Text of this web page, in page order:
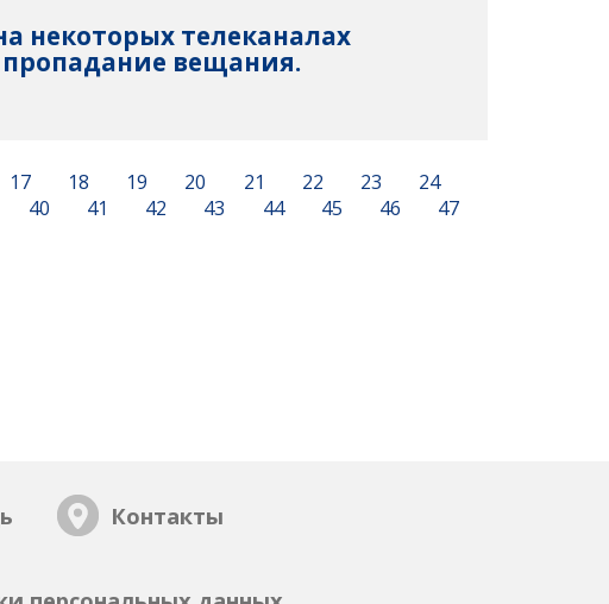
некоторых телеканалах
вещания.
17 18 19 20 21 22 23
24
40 41 42 43 44 45 46
47
Контакты